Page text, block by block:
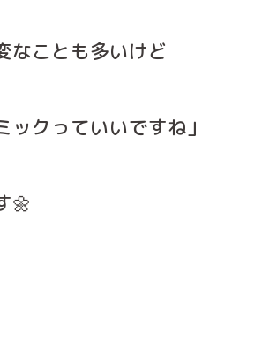
なことも多いけど
クっていいですね」
🌼